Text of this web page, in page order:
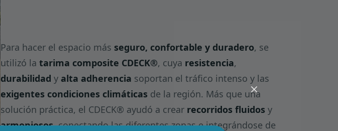
Para hacer el espacio más seguro, confortable y duradero, se
utilizó la tarima composite CDECK®, cuya resistencia,
durabilidad y alta adherencia soportan el tráfico intenso y las
exigentes condiciones climáticas de la región. Más que una
solución práctica, el CDECK® ayudó a crear recorridos fluidos y
armoniosos, conectando las diferentes zonas e integrándose de